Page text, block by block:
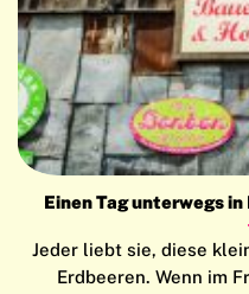
Einen Tag unterwegs
Jeder liebt sie, diese
Erdbeeren. Wenn im